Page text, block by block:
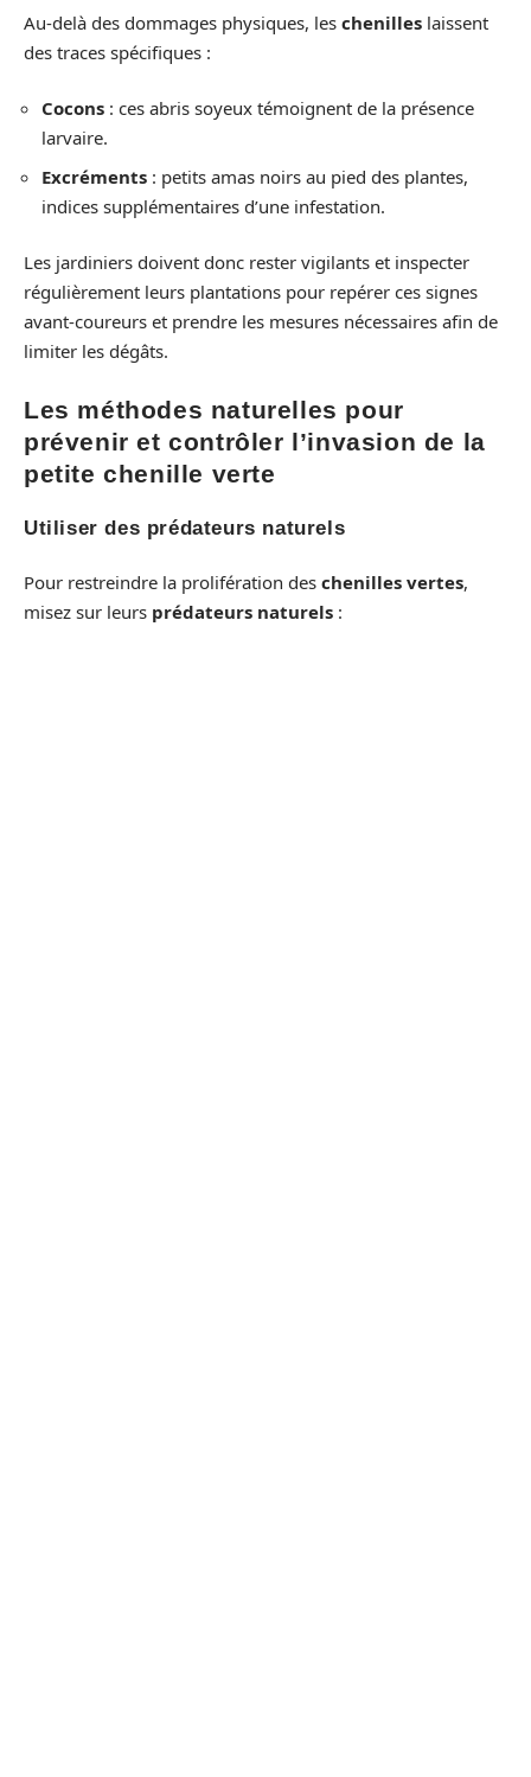
Au-delà des dommages physiques, les chenilles laissent
des traces spécifiques :
Cocons : ces abris soyeux témoignent de la présence
larvaire.
Excréments : petits amas noirs au pied des plantes,
indices supplémentaires d’une infestation.
Les jardiniers doivent donc rester vigilants et inspecter
régulièrement leurs plantations pour repérer ces signes
avant-coureurs et prendre les mesures nécessaires afin de
limiter les dégâts.
Les méthodes naturelles pour
prévenir et contrôler l’invasion de la
petite chenille verte
Utiliser des prédateurs naturels
Pour restreindre la prolifération des chenilles vertes,
misez sur leurs prédateurs naturels :